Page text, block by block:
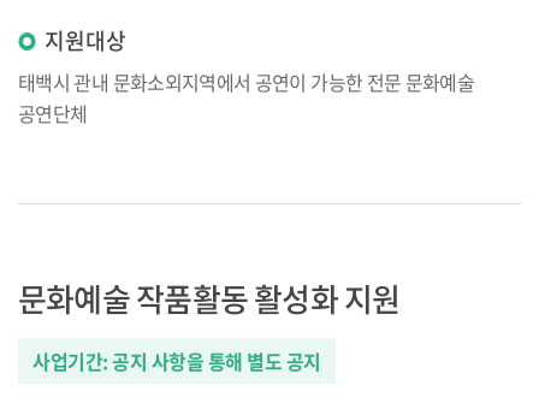
지원대상
태백시 관내 문화소외지역에서 공연이 가능한 전문 문화예술
공연단체
문화예술 작품활동 활성화 지원
사업기간: 공지 사항을 통해 별도 공지